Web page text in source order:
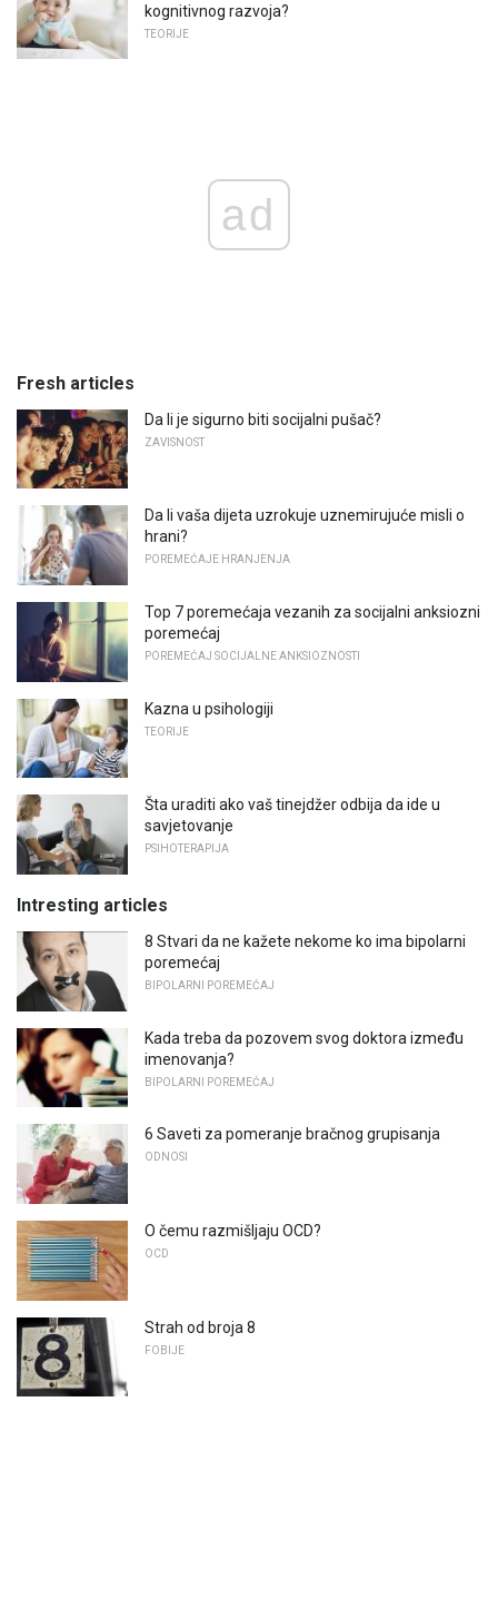
kognitivnog razvoja?
TEORIJE
ad
Fresh articles
Da li je sigurno biti socijalni pušač?
ZAVISNOST
Da li vaša dijeta uzrokuje uznemirujuće misli o
hrani?
POREMEĆAJE HRANJENJA
Top 7 poremećaja vezanih za socijalni anksiozni
poremećaj
POREMEĆAJ SOCIJALNE ANKSIOZNOSTI
Kazna u psihologiji
TEORIJE
Šta uraditi ako vaš tinejdžer odbija da ide u
savjetovanje
PSIHOTERAPIJA
Intresting articles
8 Stvari da ne kažete nekome ko ima bipolarni
poremećaj
BIPOLARNI POREMEĆAJ
Kada treba da pozovem svog doktora između
imenovanja?
BIPOLARNI POREMEĆAJ
6 Saveti za pomeranje bračnog grupisanja
ODNOSI
O čemu razmišljaju OCD?
OCD
Strah od broja 8
FOBIJE